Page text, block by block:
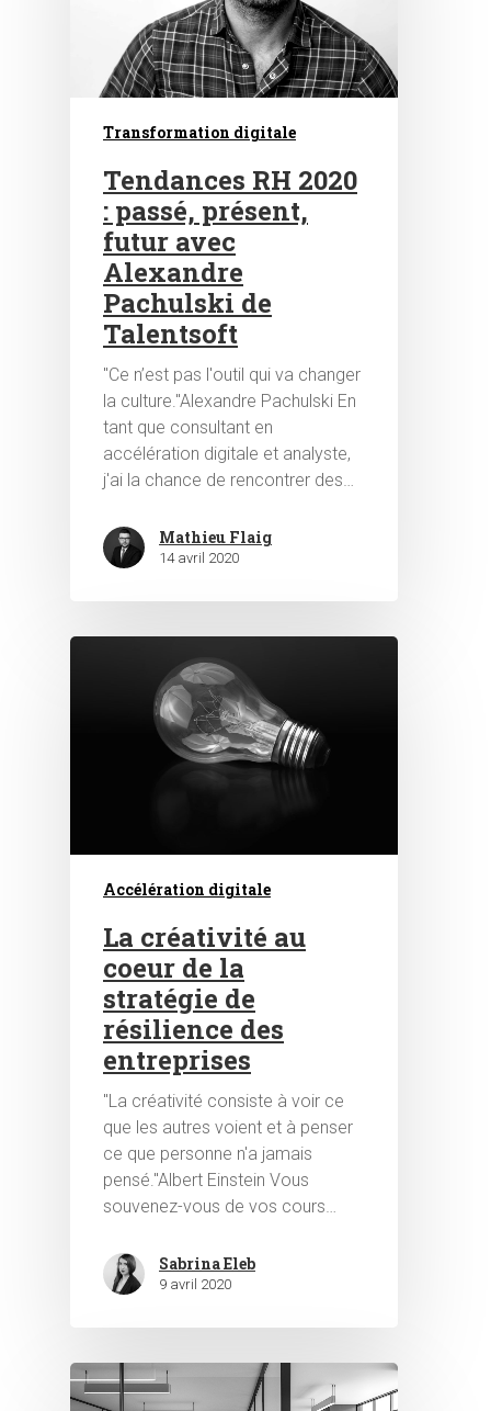
Transformation digitale
Tendances RH 2020
: passé, présent,
futur avec
Alexandre
Pachulski de
Talentsoft
"Ce n’est pas l'outil qui va changer
la culture."Alexandre Pachulski En
tant que consultant en
accélération digitale et analyste,
j'ai la chance de rencontrer des…
Mathieu Flaig
14 avril 2020
Accélération digitale
La créativité au
coeur de la
stratégie de
résilience des
entreprises
"La créativité consiste à voir ce
que les autres voient et à penser
ce que personne n'a jamais
pensé."Albert Einstein Vous
souvenez-vous de vos cours…
Sabrina Eleb
9 avril 2020